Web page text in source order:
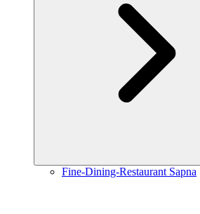
Fine-Dining-Restaurant Sapna